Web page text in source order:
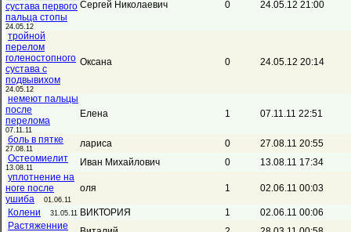
сустава первого
пальца стопы
24.05.12
Сергей Николаевич 0 24.05.12 21:00
тройной
перелом
голеностопного
сустава с
подвывихом
24.05.12
Оксана 0 24.05.12 20:14
немеют пальцы
после
перелома
07.11.11
Елена 1 07.11.11 22:51
боль в пятке
27.08.11 лариса 0
27.08.11 20:55
Остеомиелит
13.08.11 Иван Михайлович 0
13.08.11 17:34
уплотнение на
ноге после
ушиба
01.06.11
оля 1 02.06.11 00:03
Колени 31.05.11 ВИКТОРИЯ 1
02.06.11 00:06
Растяженние